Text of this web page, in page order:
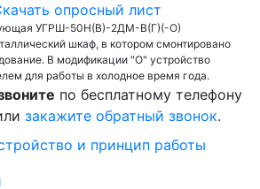
опросный лист
УГРШ-50Н(В)-2ДМ-В(Г)(-О)
шкаф, в котором смонтировано
В модификации "О" устройство
для работы в холодное время года.
по бесплатному телефону
закажите обратный звонок.
и принцип работы